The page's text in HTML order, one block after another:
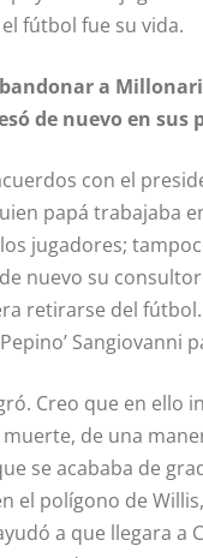
fútbol fue su vida.
a
de nuevo en sus
con el
papá
jugadores;
nuevo su
retirarse del
Creo que en ello
de una
se acababa de
el polígono de
a que llegara